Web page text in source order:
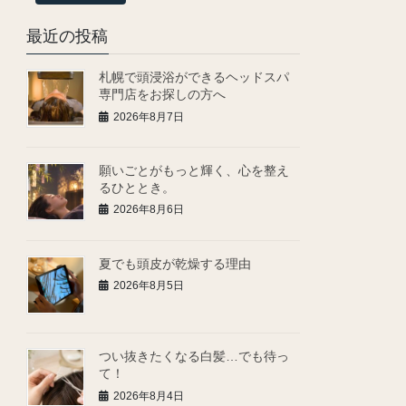
最近の投稿
札幌で頭浸浴ができるヘッドスパ
専門店をお探しの方へ
2026年8月7日
願いごとがもっと輝く、心を整え
るひととき。
2026年8月6日
夏でも頭皮が乾燥する理由
2026年8月5日
つい抜きたくなる白髪…でも待っ
て！
2026年8月4日